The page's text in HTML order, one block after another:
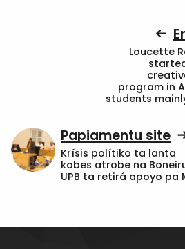
Loucette
program in
students
Papiamentu site
Krísis polítiko ta lanta
kabes atrobe na
UPB ta retirá apoyo pa